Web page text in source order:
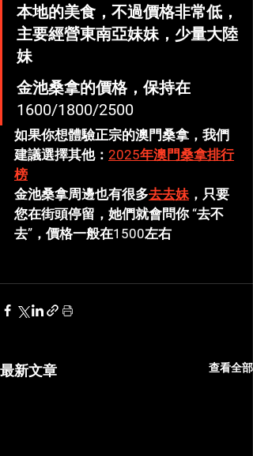
本地的美食，不過價格非常低，
主要經營東南亞妹妹，少量大陸
妹
金池桑拿的價格，保持在
1600/1800/2500
如果你想體驗正宗的澳門桑拿，我們
建議選擇其他： 2025年澳門桑拿排行
榜
金池桑拿周邊也有很多去去妹，只要
您在街頭停留，她們就會問你 “去不
去”，價格一般在1500左右
最新文章 查看全部